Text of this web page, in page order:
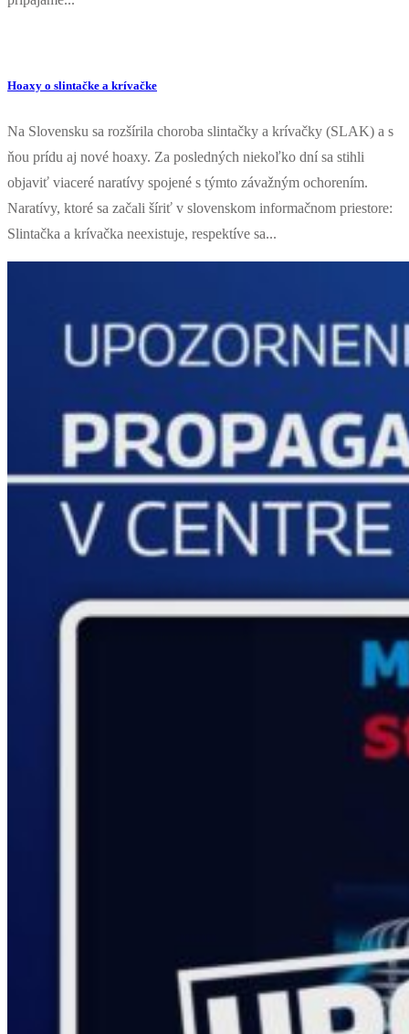
Hoaxy o slintačke a krívačke
Na Slovensku sa rozšírila choroba slintačky a krívačky (SLAK) a s
ňou prídu aj nové hoaxy. Za posledných niekoľko dní sa stihli
objaviť viaceré naratívy spojené s týmto závažným ochorením.
Naratívy, ktoré sa začali šíriť v slovenskom informačnom priestore:
Slintačka a krívačka neexistuje, respektíve sa...